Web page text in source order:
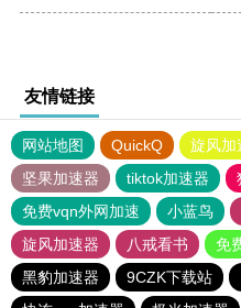
友情链接
网站地图 QuickQ 旋风加
坚果加速器
tiktok加速器
免费vqn外网加速
小蓝鸟
旋风加速器
八戒看书
免
黑豹加速器
9CZK下载站